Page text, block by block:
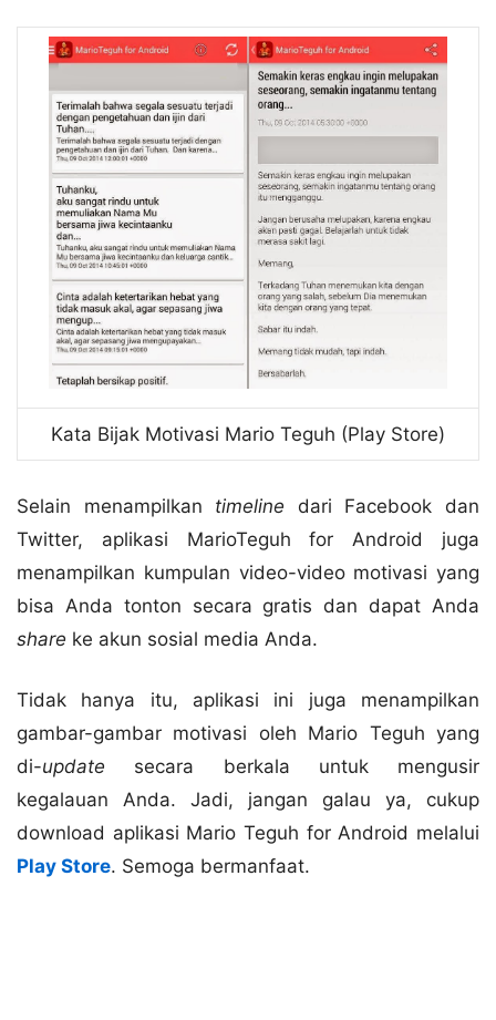
Kata Bijak Motivasi Mario Teguh (Play Store)
Selain menampilkan timeline dari Facebook dan
Twitter, aplikasi MarioTeguh for Android juga
menampilkan kumpulan video-video motivasi yang
bisa Anda tonton secara gratis dan dapat Anda
share ke akun sosial media Anda.
Tidak hanya itu, aplikasi ini juga menampilkan
gambar-gambar motivasi oleh Mario Teguh yang
di-update secara berkala untuk mengusir
kegalauan Anda. Jadi, jangan galau ya, cukup
download aplikasi Mario Teguh for Android melalui
Play Store. Semoga bermanfaat.